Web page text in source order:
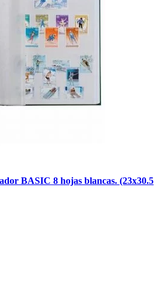
BASIC 8 hojas blancas. (23x30.5